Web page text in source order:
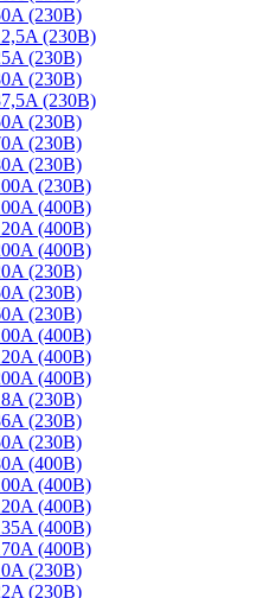
(230B)
(230B)
(230B)
(230B)
(230B)
(230B)
(230B)
(230B)
(230B)
(400B)
(400B)
(400B)
(230B)
(230B)
(230B)
(400B)
(400B)
(400B)
(230B)
(230B)
(230B)
(400B)
(400B)
(400B)
(400B)
(400B)
(230B)
(230B)